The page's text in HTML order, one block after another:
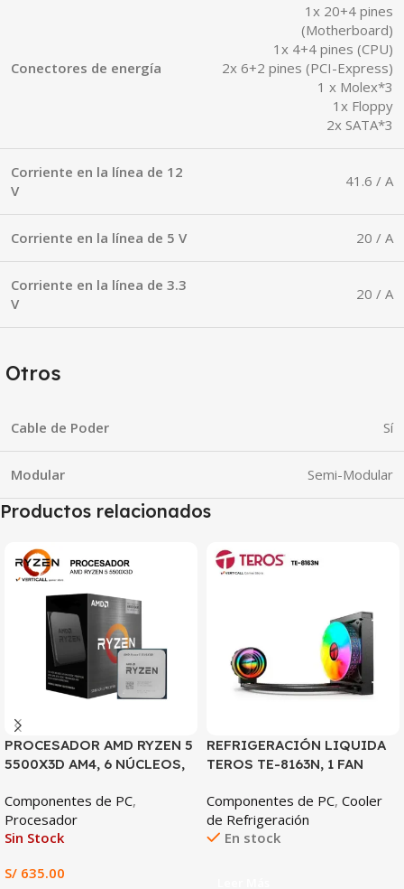
Conectores de energía
1x 20+4 pines
(Motherboard)
1x 4+4 pines (CPU)
2x 6+2 pines (PCI-Express)
1 x Molex*3
1x Floppy
2x SATA*3
Corriente en la línea de 12
V
41.6 / A
Corriente en la línea de 5 V 20 / A
Corriente en la línea de 3.3
V
20 / A
Otros
Cable de Poder Sí
Modular Semi-Modular
Productos relacionados
PROCESADOR AMD RYZEN 5
5500X3D AM4, 6 NÚCLEOS,
V-CACHE
Componentes de PC,
Procesador
Sin Stock
S/ 635.00
REFRIGERACIÓN LIQUIDA
TEROS TE-8163N, 1 FAN
Componentes de PC, Cooler
de Refrigeración
En stock